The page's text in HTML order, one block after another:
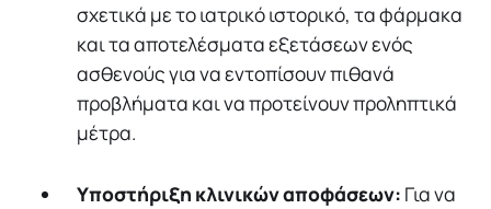
σχετικά με το ιατρικό ιστορικό, τα φάρμακα
και τα αποτελέσματα εξετάσεων ενός
ασθενούς για να εντοπίσουν πιθανά
προβλήματα και να προτείνουν προληπτικά
μέτρα.
Υποστήριξη κλινικών αποφάσεων: Για να